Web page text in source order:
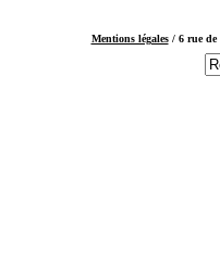
Mentions légales/ 6 rue de